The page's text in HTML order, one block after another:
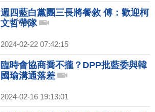
週四藍白黨團三長將餐敘 傅：歡迎柯
文哲帶隊
2024-02-22 07:42:15
臨時會協商喬不攏？DPP批藍委與韓
國瑜溝通落差
2024-02-16 19:13:01